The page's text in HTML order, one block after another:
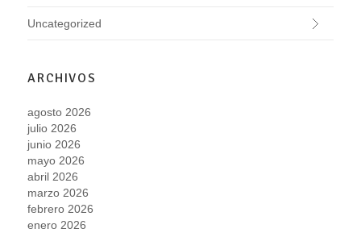
Uncategorized
ARCHIVOS
agosto 2026
julio 2026
junio 2026
mayo 2026
abril 2026
marzo 2026
febrero 2026
enero 2026